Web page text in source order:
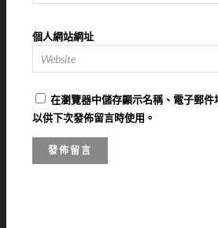
個人網站網址
在瀏覽器中儲存顯示名稱、電子郵件
以供下次發佈留言時使用。